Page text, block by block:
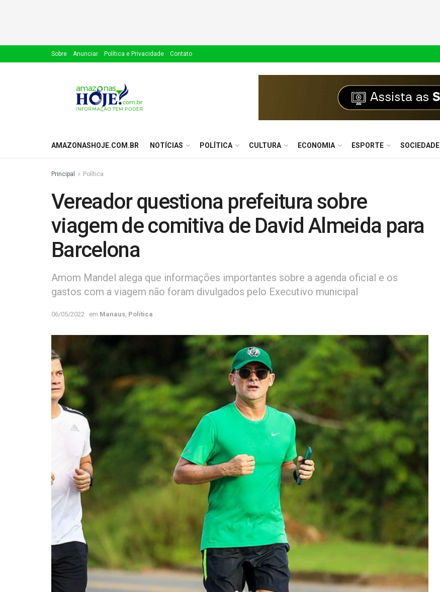
Sobre Anunciar Política e Privacidade Contato
AMAZONASHOJE.COM.BR NOTÍCIAS POLÍTICA CULTURA ECONOMIA ESPORTE SOCIEDADE
Principal Política
Vereador questiona prefeitura sobre
viagem de comitiva de David Almeida para
Barcelona
Amom Mandel alega que informações importantes sobre a agenda oficial e os
gastos com a viagem não foram divulgados pelo Executivo municipal
06/05/2022 em Manaus Política